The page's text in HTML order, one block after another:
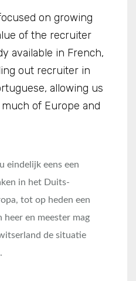
on growing
of the recruiter
available in French,
out recruiter in
allowing us
of Europe and
eindelijk eens een
in het Duits-
tot op heden een
heer en meester mag
de situatie